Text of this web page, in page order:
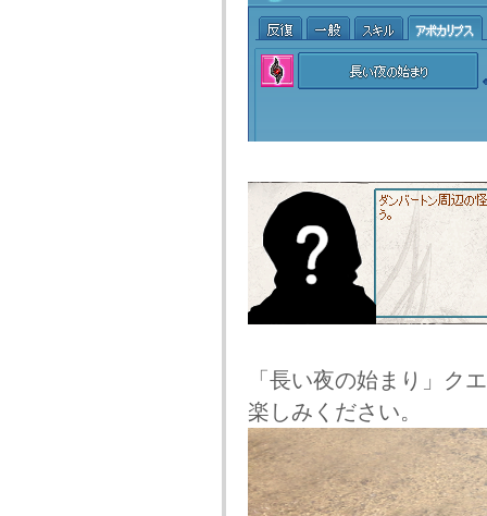
「長い夜の始まり」ク
楽しみください。